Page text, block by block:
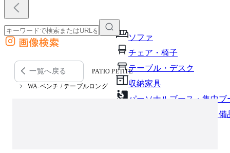
ソファ
チェア・椅子
テーブル・デスク
収納家具
パーソナルブース・集中ブ
オフィスアクセサリー・備
外部サイトの商品をカートに追加
他のサイトで見つけた商品ページのURLを貼り付けて、カートに追加できます
画像検索
一覧へ戻る PATIO PETITE
WA-ベンチ / テーブルロング